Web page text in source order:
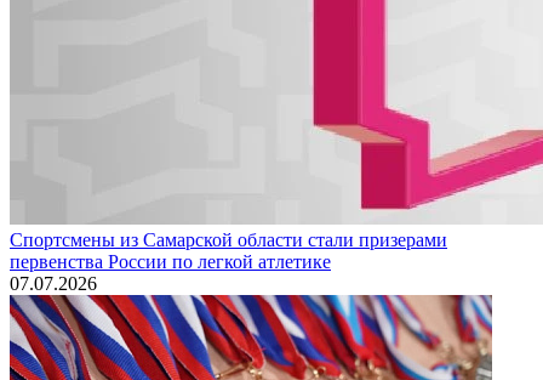
Спортсмены из Самарской области стали призерами
первенства России по легкой атлетике
07.07.2026